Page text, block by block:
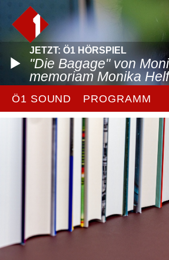
JETZT: Ö1 HÖRSPIEL
"Die Bagage" von
memoriam Monika
Ö1 SOUND PROGRAMM